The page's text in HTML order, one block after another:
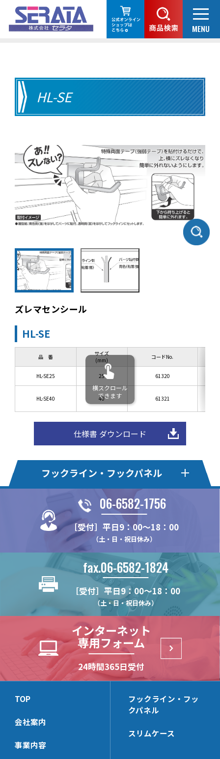
HL-SE
ズレマセンシール
HL-SE
品 番
サイズ
(mm)
コードNo.
HL-SE25 25 61320
HL-SE40 40 61321
横スクロール
できます
仕様書 ダウンロード
フックライン・フックパネル
フックライン
HL375FS
HL22KN
HL30M
フックライン・エコ
HLE20S
HLE22KSE
HLE22-4S
HLE22S
HLE22SR
HLオプションパーツ
HL-MBSK-N
HL-WHG30
FU-PCR
HL-CTHK【在庫限り】
HL-WHG20
HL-BKS30x100
HL-HK4S【在庫限り】
HL-FHK
フックパネル・Pタイプ
HP75P
HP100P
HP375P
フックパネル・Bタイプ フックパネル・Sタイプ
HP100S
HP60S
HP75S
フックパネル・Fタイプ
HP-PUF
フックパネル・木製タイプ
WPN
WPN-LRAL
HPオプションパーツ
HP-HK4
HP-HCHK
HP-SSHK
HP-BKS25x65
HP-LHK
HP-PCHK
HP-SWHK
ハイブリッドパネル
HB2-T
HB2-B
(リーズナブルモデル)
(リーズナブルモデル)
HB-T
HB-S
HB-B
06-6582-1756
［受付］平日9：00～18：00
（土・日・祝日休み）
fax.06-6582-1824
［受付］平日9：00～18：00
（土・日・祝日休み）
インターネット
専用フォーム
24時間365日受付
TOP
会社案内
事業内容
フックライン・フッ
クパネル
スリムケース